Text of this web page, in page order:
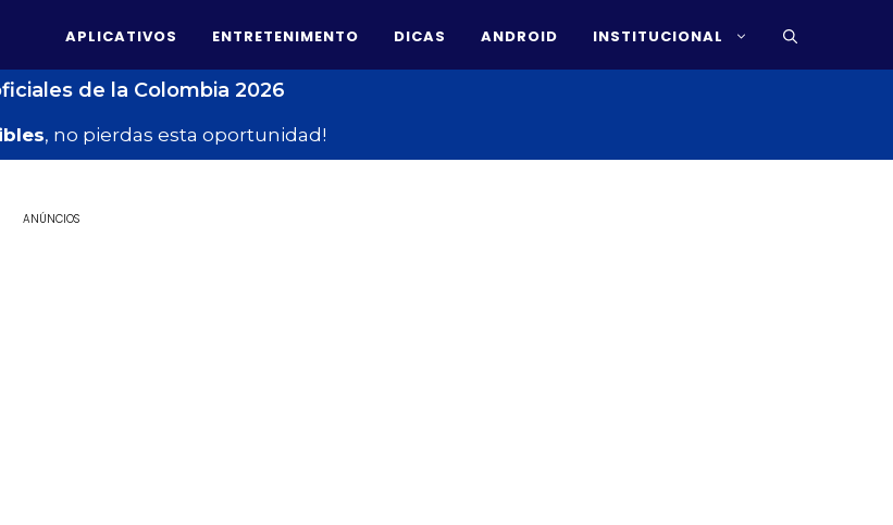
APLICATIVOS ENTRETENIMENTO DICAS ANDROID INSTITUCIONAL
de la Colombia 2026
, no pierdas esta oportunidad!
ANÚNCIOS